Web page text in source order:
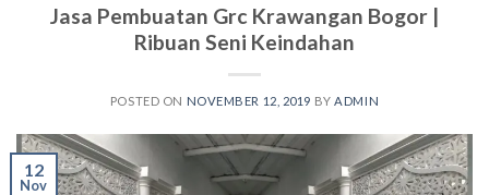
Jasa Pembuatan Grc Krawangan Bogor |
Ribuan Seni Keindahan
POSTED ON NOVEMBER 12, 2019 BYADMIN
12
Nov